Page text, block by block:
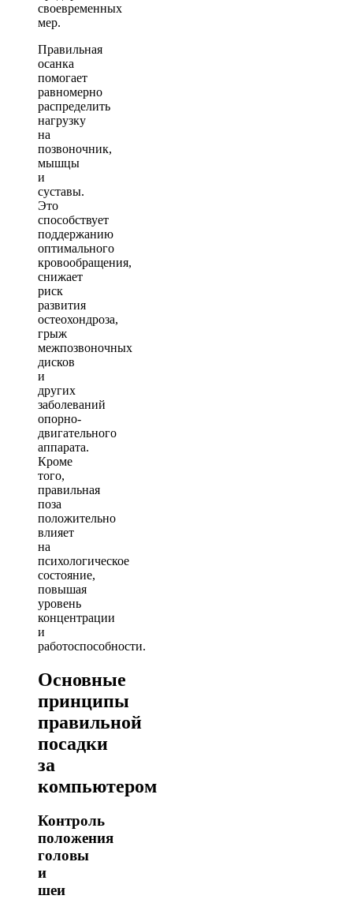
своевременных
мер.
Правильная
осанка
помогает
равномерно
распределить
нагрузку
на
позвоночник,
мышцы
и
суставы.
Это
способствует
поддержанию
оптимального
кровообращения,
снижает
риск
развития
остеохондроза,
грыж
межпозвоночных
дисков
и
других
заболеваний
опорно-
двигательного
аппарата.
Кроме
того,
правильная
поза
положительно
влияет
на
психологическое
состояние,
повышая
уровень
концентрации
и
работоспособности.
Основные
принципы
правильной
посадки
за
компьютером
Контроль
положения
головы
и
шеи